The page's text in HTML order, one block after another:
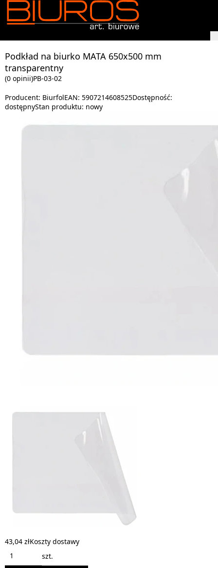
Podkład na biurko MATA 650x500 mm
transparentny
(0 opinii)PB-03-02
Producent: BiurfolEAN: 5907214608525Dostępność:
dostępnyStan produktu: nowy
43,04 złKoszty dostawy
szt.